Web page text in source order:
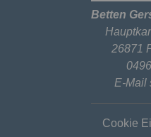
Betten
26871
E-Mail
Cookie